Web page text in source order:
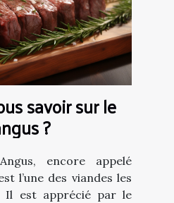
savoir sur le
?
encore appelé
l’une des viandes les
Il est apprécié par le